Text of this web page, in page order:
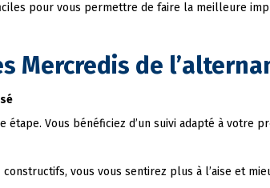
pour vous permettre de faire la meilleure
Mercredis de
étape. Vous bénéficiez d’un suivi adapté à votre
vous vous sentirez plus à l’aise et